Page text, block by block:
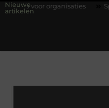
Nieuwe
artikelen
Spinvliesfolie slim